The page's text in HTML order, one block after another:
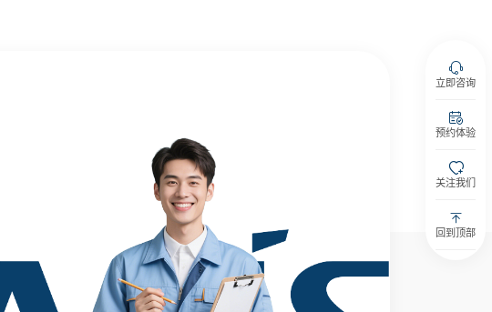
立即咨询
预约体验
关注我们
回到顶部